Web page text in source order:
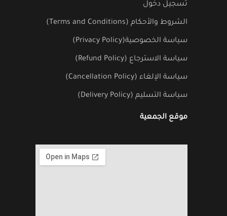
تسجيل دخول
الشروط والأحكام (Terms and Conditions)
سياسة الخصوصية(Privacy Policy)
سياسة الاسترجاع (Refund Policy)
سياسة الإلغاء (Cancellation Policy)
سياسة التسليم (Delivery Policy)
موقع الجمعية